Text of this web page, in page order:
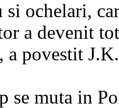
si ochelari,
a devenit
a povestit
se muta in